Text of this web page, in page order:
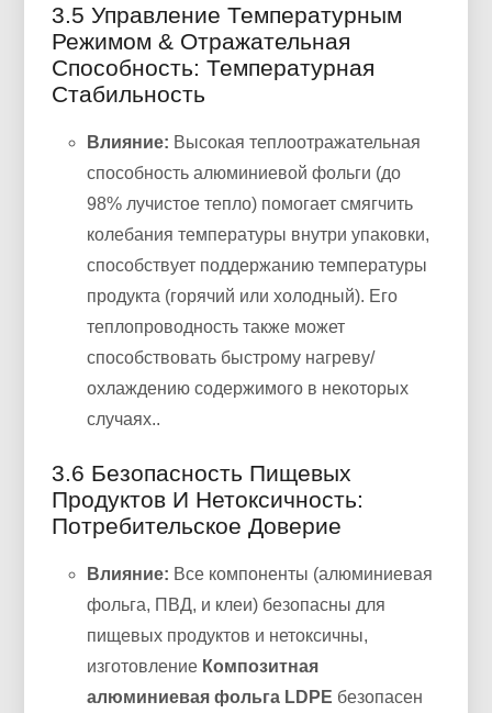
3.5 Управление Температурным
Режимом & Отражательная
Способность: Температурная
Стабильность
Влияние: Высокая теплоотражательная
способность алюминиевой фольги (до
98% лучистое тепло) помогает смягчить
колебания температуры внутри упаковки,
способствует поддержанию температуры
продукта (горячий или холодный). Его
теплопроводность также может
способствовать быстрому нагреву/
охлаждению содержимого в некоторых
случаях..
3.6 Безопасность Пищевых
Продуктов И Нетоксичность:
Потребительское Доверие
Влияние: Все компоненты (алюминиевая
фольга, ПВД, и клеи) безопасны для
пищевых продуктов и нетоксичны,
изготовление Композитная
алюминиевая фольга LDPE безопасен